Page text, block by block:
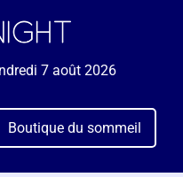
7 août 2026
Boutique du sommeil
reçoivent
2x par semaine.